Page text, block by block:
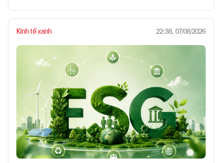
Kinh tế xanh 22:38, 07/08/2026